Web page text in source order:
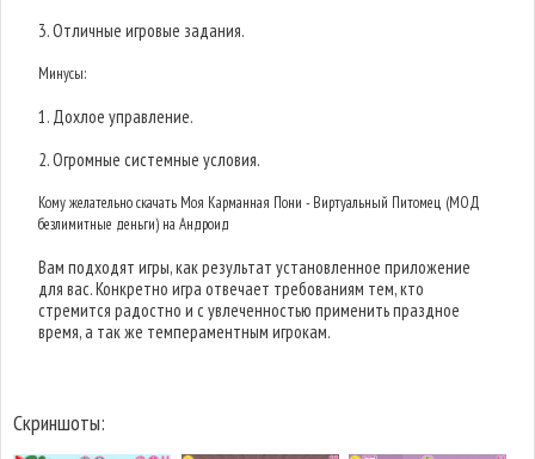
3. Отличные игровые задания.
Минусы:
1. Дохлое управление.
2. Огромные системные условия.
Кому желательно скачать Моя Карманная Пони - Виртуальный Питомец (МОД
безлимитные деньги) на Андроид
Вам подходят игры, как результат установленное приложение
для вас. Конкретно игра отвечает требованиям тем, кто
стремится радостно и с увлеченностью применить праздное
время, а так же темпераментным игрокам.
Скриншоты: